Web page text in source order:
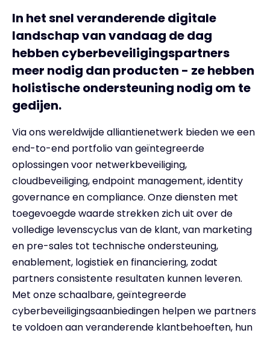
In het snel veranderende digitale
landschap van vandaag de dag
hebben cyberbeveiligingspartners
meer nodig dan producten - ze hebben
holistische ondersteuning nodig om te
gedijen.
Via ons wereldwijde alliantienetwerk bieden we een
end-to-end portfolio van geïntegreerde
oplossingen voor netwerkbeveiliging,
cloudbeveiliging, endpoint management, identity
governance en compliance. Onze diensten met
toegevoegde waarde strekken zich uit over de
volledige levenscyclus van de klant, van marketing
en pre-sales tot technische ondersteuning,
enablement, logistiek en financiering, zodat
partners consistente resultaten kunnen leveren.
Met onze schaalbare, geïntegreerde
cyberbeveiligingsaanbiedingen helpen we partners
te voldoen aan veranderende klantbehoeften, hun